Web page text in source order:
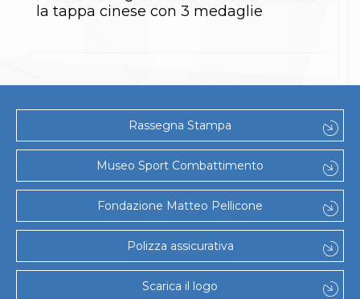
La disciplina
News
Karate
News
Gare e Risultati
Attività Didattica
Albi Federali
Arti marziali
Aikido
Ju Jitsu
Sumo
Capoeira
Grappling
BJJ
Pancrazio/Pankration
la tappa cinese con 3 medaglie
Rassegna Stampa
Museo Sport Combattimento
Fondazione Matteo Pellicone
Polizza assicurativa
Scarica il logo